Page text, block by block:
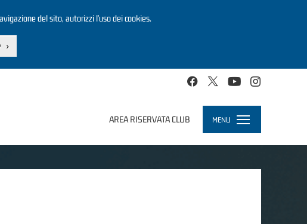
del sito, autorizzi l’uso dei cookies.
AREA RISERVATA CLUB MENU
Toggle
navigation